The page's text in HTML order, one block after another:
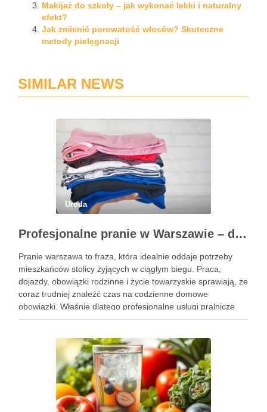
Makijaż do szkoły – jak wykonać lekki i naturalny
efekt?
Jak zmienić porowatość włosów? Skuteczne
metody pielęgnacji
SIMILAR NEWS
Uroda
Profesjonalne pranie w Warszawie – dla zapracowanych
Pranie warszawa to fraza, która idealnie oddaje potrzeby
mieszkańców stolicy żyjących w ciągłym biegu. Praca,
dojazdy, obowiązki rodzinne i życie towarzyskie sprawiają, że
coraz trudniej znaleźć czas na codzienne domowe
obowiązki. Właśnie dlatego profesjonalne usługi pralnicze
stają się realnym wsparciem dla osób zapracowanych, które